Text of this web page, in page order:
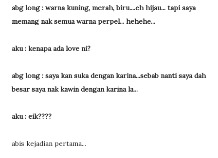
abg long : warna kuning, merah, biru....eh hijau... tapi saya
memang nak semua warna perpel... hehehe...
aku : kenapa ada love ni?
abg long : saya kan suka dengan karina...sebab nanti saya dah
besar saya nak kawin dengan karina la...
aku : eik????
abis kejadian pertama...